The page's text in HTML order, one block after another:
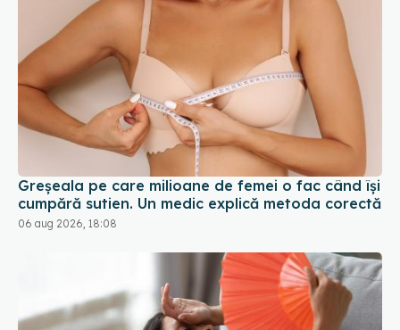
Greșeala pe care milioane de femei o fac când își
cumpără sutien. Un medic explică metoda corectă
06 aug 2026, 18:08